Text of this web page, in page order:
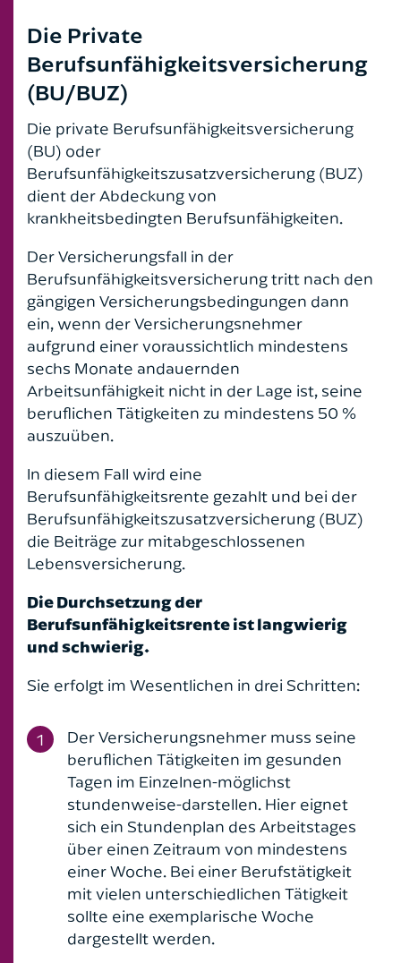
Die Private
Berufsunfähigkeitsversicherung
(BU/BUZ)
Die private Berufsunfähigkeitsversicherung
(BU) oder
Berufsunfähigkeitszusatzversicherung (BUZ)
dient der Abdeckung von
krankheitsbedingten Berufsunfähigkeiten.
Der Versicherungsfall in der
Berufsunfähigkeitsversicherung tritt nach den
gängigen Versicherungsbedingungen dann
ein, wenn der Versicherungsnehmer
aufgrund einer voraussichtlich mindestens
sechs Monate andauernden
Arbeitsunfähigkeit nicht in der Lage ist, seine
beruflichen Tätigkeiten zu mindestens 50 %
auszuüben.
In diesem Fall wird eine
Berufsunfähigkeitsrente gezahlt und bei der
Berufsunfähigkeitszusatzversicherung (BUZ)
die Beiträge zur mitabgeschlossenen
Lebensversicherung.
Die Durchsetzung der
Berufsunfähigkeitsrente ist langwierig
und schwierig.
Sie erfolgt im Wesentlichen in drei Schritten:
Der Versicherungsnehmer muss seine
beruflichen Tätigkeiten im gesunden
Tagen im Einzelnen-möglichst
stundenweise-darstellen. Hier eignet
sich ein Stundenplan des Arbeitstages
über einen Zeitraum von mindestens
einer Woche. Bei einer Berufstätigkeit
mit vielen unterschiedlichen Tätigkeit
sollte eine exemplarische Woche
dargestellt werden.